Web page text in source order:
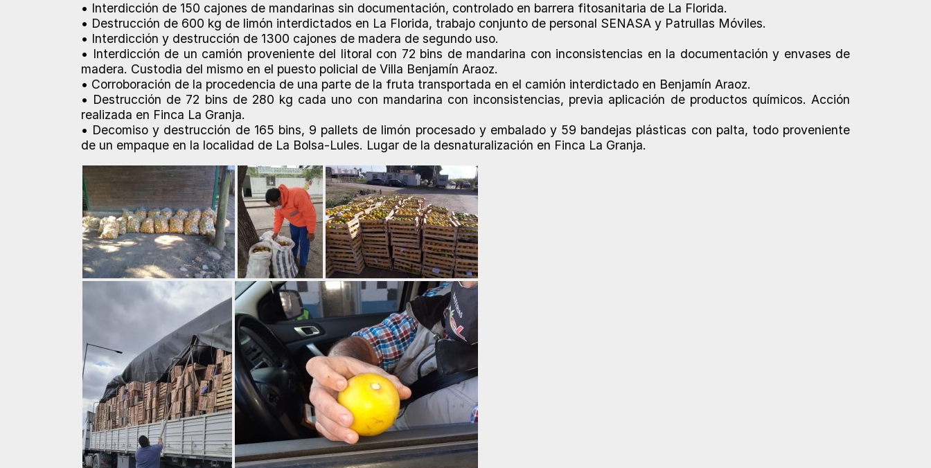
• Interdicción de 150 cajones de mandarinas sin documentación, controlado en barrera fitosanitaria de La Florida.
• Destrucción de 600 kg de limón interdictados en La Florida, trabajo conjunto de personal SENASA y Patrullas Móviles.
• Interdicción y destrucción de 1300 cajones de madera de segundo uso.
• Interdicción de un camión proveniente del litoral con 72 bins de mandarina con inconsistencias en la documentación y envases de
madera. Custodia del mismo en el puesto policial de Villa Benjamín Araoz.
• Corroboración de la procedencia de una parte de la fruta transportada en el camión interdictado en Benjamín Araoz.
• Destrucción de 72 bins de 280 kg cada uno con mandarina con inconsistencias, previa aplicación de productos químicos. Acción
realizada en Finca La Granja.
• Decomiso y destrucción de 165 bins, 9 pallets de limón procesado y embalado y 59 bandejas plásticas con palta, todo proveniente
de un empaque en la localidad de La Bolsa-Lules. Lugar de la desnaturalización en Finca La Granja.